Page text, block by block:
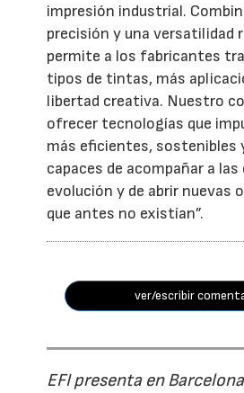
impresión industrial.
precisión y una versatilidad
permite a los fabricantes
tipos de tintas, más
libertad creativa. Nuestro
ofrecer tecnologías que
más eficientes, sostenibles
capaces de acompañar a
evolución y de abrir nuevas
que antes no existían”.
ver/escribir
EFI presenta en